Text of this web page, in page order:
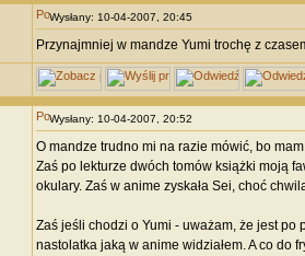
Wysłany: 10-04-2007, 20:45
Przynajmniej w mandze Yumi trochę z
Wysłany: 10-04-2007, 20:52
O mandze trudno mi na razie mówić, bo
Zaś po lekturze dwóch tomów książki moją
okulary. Zaś w anime zyskała Sei, choć
Zaś jeśli chodzi o Yumi - uważam, że jest
nastolatka jaką w anime widziałem. A co do